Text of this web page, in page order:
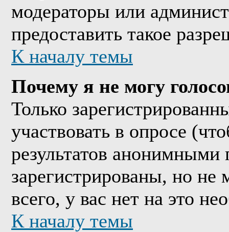
модераторы или
предоставить такое
К началу темы
Почему я не могу
Только
участвовать в опросе
результатов
зарегистрированы, но не
всего, у вас нет на это
К началу темы